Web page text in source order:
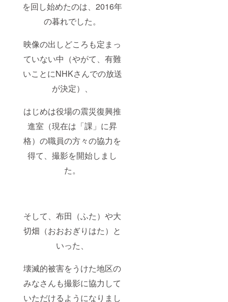
を回し始めたのは、2016年
の暮れでした。
映像の出しどころも定まっ
ていない中（やがて、有難
いことにNHKさんでの放送
が決定）、
はじめは役場の震災復興推
進室（現在は「課」に昇
格）の職員の方々の協力を
得て、撮影を開始しまし
た。
そして、布田（ふた）や大
切畑（おおおぎりはた）と
いった、
壊滅的被害をうけた地区の
みなさんも撮影に協力して
いただけるようになりまし